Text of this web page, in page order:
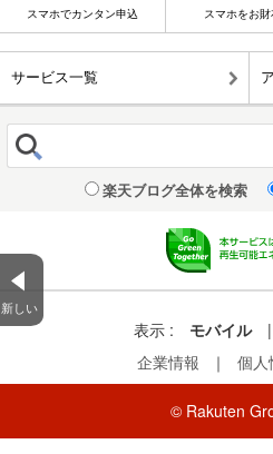
新しい
スマホでカンタン申込 スマホをお財
サービス一覧
楽天ブログ全体を検索
表示 : モバイル |
企業情報
｜ 個人
© Rakuten